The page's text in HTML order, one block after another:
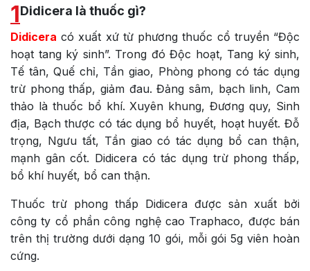
1Didicera là thuốc gì?
Didicera có xuất xứ từ phương thuốc cổ truyền “Độc
hoạt tang ký sinh”. Trong đó Độc hoạt, Tang ký sinh,
Tế tân, Quế chỉ, Tần giao, Phòng phong có tác dụng
trừ phong thấp, giảm đau. Đảng sâm, bạch linh, Cam
thảo là thuốc bổ khí. Xuyên khung, Đương quy, Sinh
địa, Bạch thược có tác dụng bổ huyết, hoạt huyết. Đỗ
trọng, Ngưu tất, Tần giao có tác dụng bổ can thận,
mạnh gân cốt. Didicera có tác dụng trừ phong thấp,
bổ khí huyết, bổ can thận.
Thuốc trừ phong thấp Didicera được sản xuất bởi
công ty cổ phần công nghệ cao Traphaco, được bán
trên thị trường dưới dạng 10 gói, mỗi gói 5g viên hoàn
cứng.